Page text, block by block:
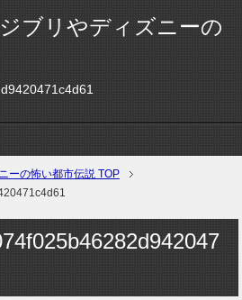
ブリやディズニーの
ーの怖い都市伝説 TOP